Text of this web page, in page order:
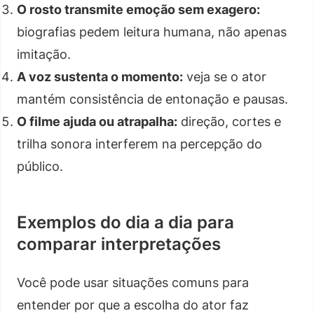
O rosto transmite emoção sem exagero:
biografias pedem leitura humana, não apenas
imitação.
A voz sustenta o momento: veja se o ator
mantém consistência de entonação e pausas.
O filme ajuda ou atrapalha: direção, cortes e
trilha sonora interferem na percepção do
público.
Exemplos do dia a dia para
comparar interpretações
Você pode usar situações comuns para
entender por que a escolha do ator faz